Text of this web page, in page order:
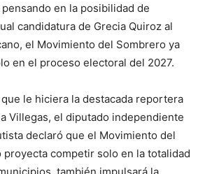
en la posibilidad de
candidatura de Grecia Quiroz al
el Movimiento del Sombrero ya
en el proceso electoral del 2027.
le hiciera la destacada reportera
Villegas, el diputado independiente
declaró que el Movimiento del
proyecta competir solo en la totalidad
también impulsará la